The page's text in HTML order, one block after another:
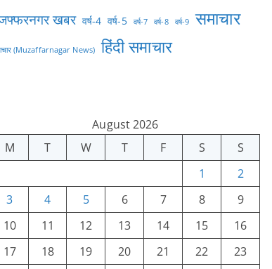
खबर वर्ष-4 वर्ष-5 वर्ष-7 वर्ष-8 वर्ष-9 समाचार
(Muzaffarnagar News) हिंदी समाचार
August 2026
M
T W T F S
S
1
2
3
4 5 6 7 8
9
10
11 12 13 14 15
16
17
18 19 20 21 22
23